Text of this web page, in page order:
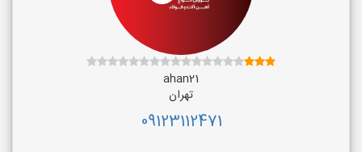
ahan21
تهران
09123112471